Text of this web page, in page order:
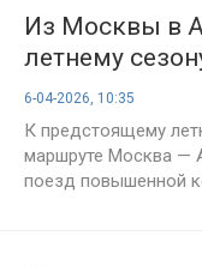
Из Москвы в
летнему
«ночной
6-04-2026, 10:35
К предстоящему
маршруте Москва —
поезд повышенной